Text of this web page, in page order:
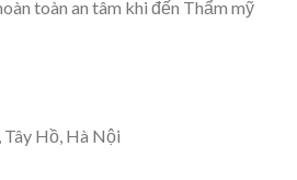
toàn an tâm khi đến Thẩm mỹ
Tây Hồ, Hà Nội